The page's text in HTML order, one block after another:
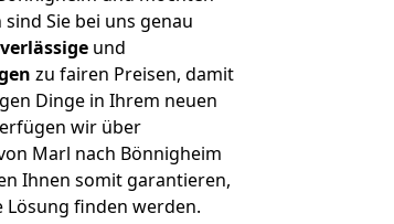
sind Sie bei uns genau
und
zu fairen Preisen, damit
Dinge in Ihrem neuen
wir über
Marl nach Bönnigheim
Ihnen somit garantieren,
Lösung finden werden.